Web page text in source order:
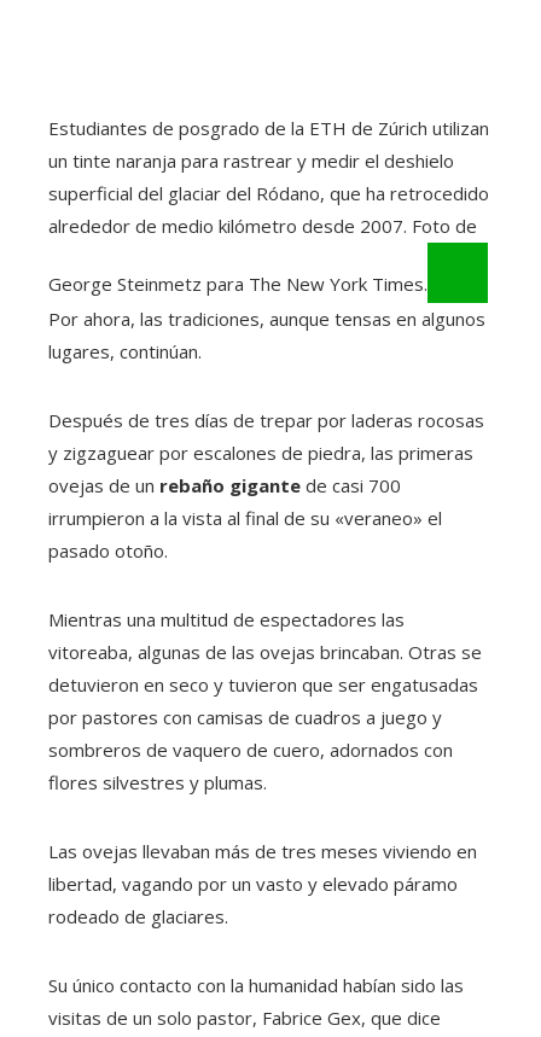
Estudiantes de posgrado de la ETH de Zúrich utilizan
un tinte naranja para rastrear y medir el deshielo
superficial del glaciar del Ródano, que ha retrocedido
alrededor de medio kilómetro desde 2007. Foto de
George Steinmetz para The New York Times.
Por ahora, las tradiciones, aunque tensas en algunos
lugares, continúan.
Después de tres días de trepar por laderas rocosas
y zigzaguear por escalones de piedra, las primeras
ovejas de un rebaño gigante de casi 700
irrumpieron a la vista al final de su «veraneo» el
pasado otoño.
Mientras una multitud de espectadores las
vitoreaba, algunas de las ovejas brincaban. Otras se
detuvieron en seco y tuvieron que ser engatusadas
por pastores con camisas de cuadros a juego y
sombreros de vaquero de cuero, adornados con
flores silvestres y plumas.
Las ovejas llevaban más de tres meses viviendo en
libertad, vagando por un vasto y elevado páramo
rodeado de glaciares.
Su único contacto con la humanidad habían sido las
visitas de un solo pastor, Fabrice Gex, que dice